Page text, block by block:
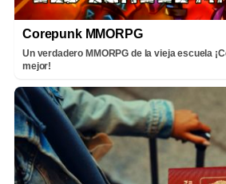
Corepunk MMORPG
Un verdadero MMORPG de la vieja escuela
mejor!